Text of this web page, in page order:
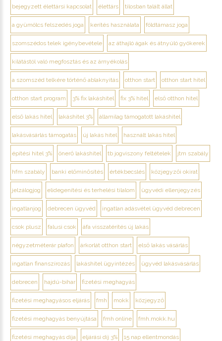
bejegyzett élettársi kapcsolat élettárs tilosban talált állat
a gyümölcs felszedés joga kerítés használata földtámasz joga
szomszédos telek igénybevétele az áthajló ágak és átnyúló gyökerek
kilátástól való megfosztás és az árnyékolás
a szomszéd telkére történő ablaknyitás otthon start otthon start hitel
otthon start program 3% fix lakáshitel fix 3% hitel első otthon hitel
első lakás hitel lakáshitel 3% államilag támogatott lakáshitel
lakásvásárlás támogatás új lakás hitel használt lakás hitel
építési hitel 3% önerő lakáshitel tb jogviszony feltételek jtm szabály
hfm szabály banki előminősítés értékbecslés közjegyzői okirat
jelzálogjog elidegenítési és terhelési tilalom ügyvédi ellenjegyzés
ingatlanjog debrecen ügyvéd ingatlan adásvétel ügyvéd debrecen
csok plusz falusi csok áfa visszatérítés új lakás
négyzetméterár plafon árkorlát otthon start első lakás vásárlás
ingatlan finanszírozás lakáshitel ügyintézés ügyvéd lakásvásárlás
debrecen hajdú-bihar fizetési meghagyás
fizetési meghagyásos eljárás fmh mokk közjegyző
fizetési meghagyás benyújtása fmh online fmh.mokk.hu
fizetési meghagyás díja eljárási díj 3% 15 nap ellentmondás